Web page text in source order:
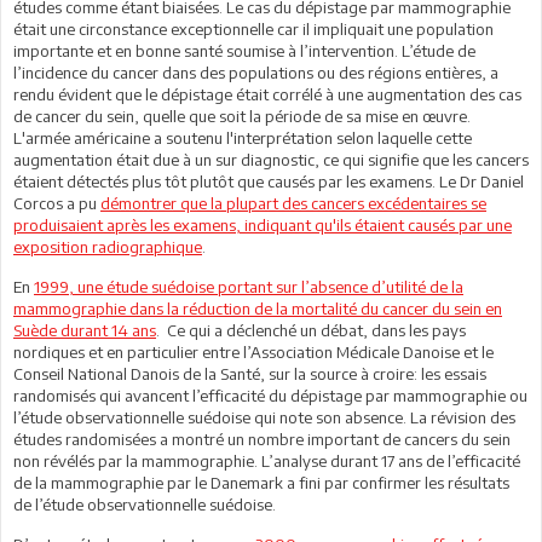
études comme étant biaisées. Le cas du dépistage par mammographie
était une circonstance exceptionnelle car il impliquait une population
importante et en bonne santé soumise à l’intervention. L’étude de
l’incidence du cancer dans des populations ou des régions entières, a
rendu évident que le dépistage était corrélé à une augmentation des cas
de cancer du sein, quelle que soit la période de sa mise en œuvre.
L'armée américaine a soutenu l'interprétation selon laquelle cette
augmentation était due à un sur diagnostic, ce qui signifie que les cancers
étaient détectés plus tôt plutôt que causés par les examens. Le Dr Daniel
Corcos a pu démontrer que la plupart des cancers excédentaires se
produisaient après les examens, indiquant qu'ils étaient causés par une
exposition radiographique
En 1999, une étude suédoise portant sur l’absence d’utilité de la
mammographie dans la réduction de la mortalité du cancer du sein en
Suède durant 14 ans
Ce qui a déclenché un débat, dans les pays
nordiques et en particulier entre l’Association Médicale Danoise et le
Conseil National Danois de la Santé, sur la source à croire: les essais
randomisés qui avancent l’efficacité du dépistage par mammographie ou
l’étude observationnelle suédoise qui note son absence. La révision des
études randomisées a montré un nombre important de cancers du sein
non révélés par la mammographie. L’analyse durant 17 ans de l’efficacité
de la mammographie par le Danemark a fini par confirmer les résultats
de l’étude observationnelle suédoise.